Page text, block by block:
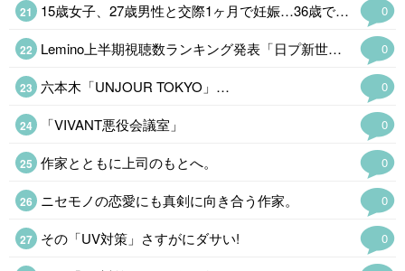
0
15歳女子、27歳男性と交際1ヶ月で妊娠…36歳で孫誕生 波乱の人生に人気タレ…
0
Lemino上半期視聴数ランキング発表「日プ新世界」…
0
六本木「UNJOUR TOKYO」…
0
「VIVANT悪役会議室」
0
作家とともに上司のもとへ。
0
ニセモノの恋愛にも真剣に向き合う作家。
0
その「UV対策」さすがにダサい!